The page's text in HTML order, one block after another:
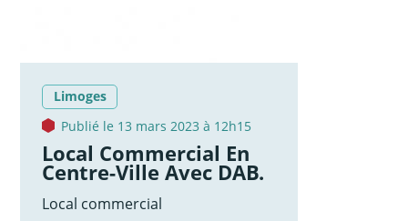
Limoges
Publié le 13 mars 2023 à 12h15
Local Commercial En
Centre-Ville Avec DAB.
Local commercial